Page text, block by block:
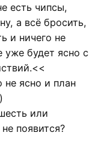
есть чипсы,
а всё бросить,
и ничего не
уже будет ясно с
не ясно и план
или
появится?